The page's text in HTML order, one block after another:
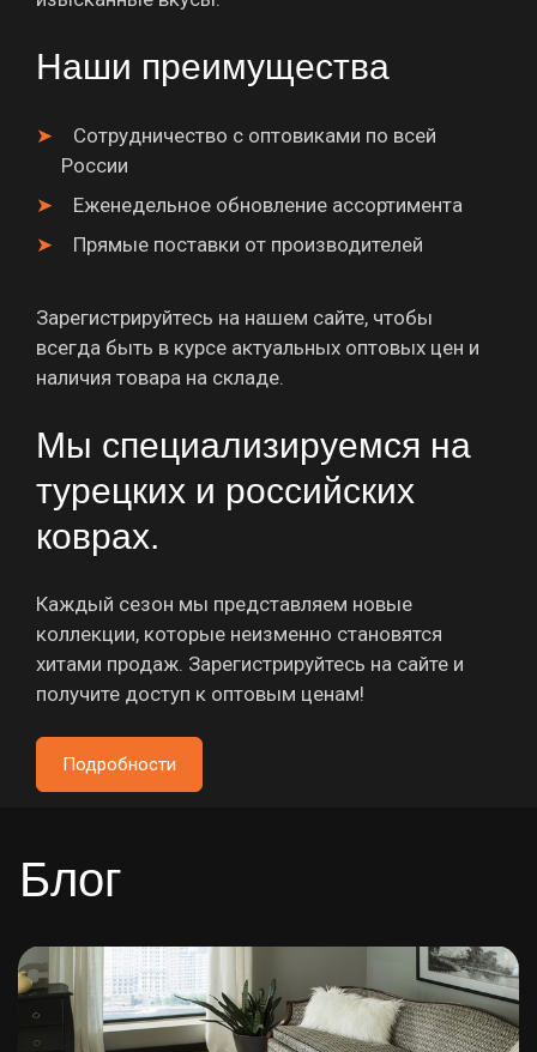
Наши преимущества
Сотрудничество с оптовиками по всей
России
Еженедельное обновление ассортимента
Прямые поставки от производителей
Зарегистрируйтесь на нашем сайте, чтобы
всегда быть в курсе актуальных оптовых цен и
наличия товара на складе.
Мы специализируемся на
турецких и российских
коврах.
Каждый сезон мы представляем новые
коллекции, которые неизменно становятся
хитами продаж. Зарегистрируйтесь на сайте и
получите доступ к оптовым ценам!
Подробности
Блог